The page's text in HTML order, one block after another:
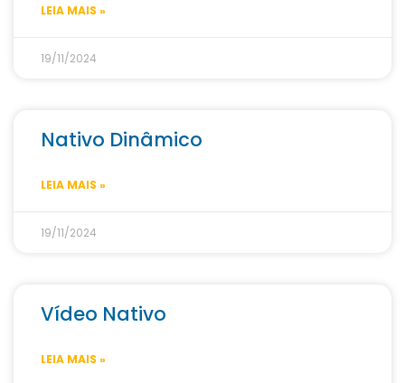
LEIA MAIS »
19/11/2024
Nativo Dinâmico
LEIA MAIS »
19/11/2024
Vídeo Nativo
LEIA MAIS »